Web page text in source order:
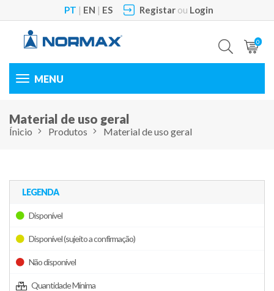
PT | EN | ES Registarou Login
0
Toggle
Material de uso geral
Ínicio Produtos Material de uso geral
LEGENDA
Disponível
Disponível (sujeito a confirmação)
Não disponível
Quantidade Mínima